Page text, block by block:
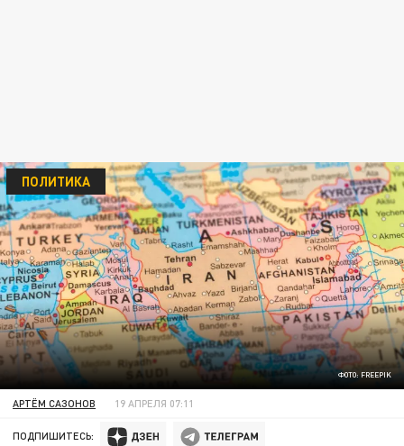
ФОТО: FREEPIK
ПОЛИТИКА
АРТЁМ САЗОНОВ 19 АПРЕЛЯ 07:11
ПОДПИШИТЕСЬ: